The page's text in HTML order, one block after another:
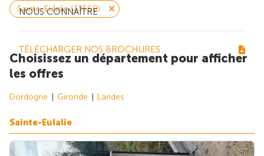
NOUS CONNAÎTRE
TÉLÉCHARGER NOS BROCHURES
Sainte-Eulalie (33560)
Choisissez un département pour afficher
les offres
Dordogne Gironde Landes
Sainte-Eulalie